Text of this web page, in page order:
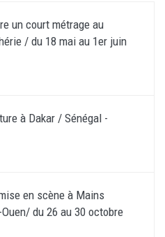
un court métrage au
/ du 18 mai au 1er juin
à Dakar / Sénégal -
en scène à Mains
du 26 au 30 octobre